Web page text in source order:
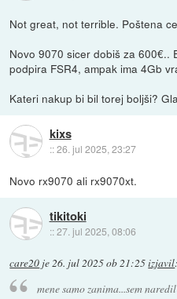
Not great, not terrible. Poštena
Novo 9070 sicer dobiš za 600€..
podpira FSR4, ampak ima 4Gb
Kateri nakup bi bil torej boljši?
kixs
::26. jul 2025, 23:27
Novo rx9070 ali rx9070xt.
tikitoki
::27. jul 2025, 08:06
care20 je26. jul 2025 ob 21:25izjavil:
mene samo zanima...sem